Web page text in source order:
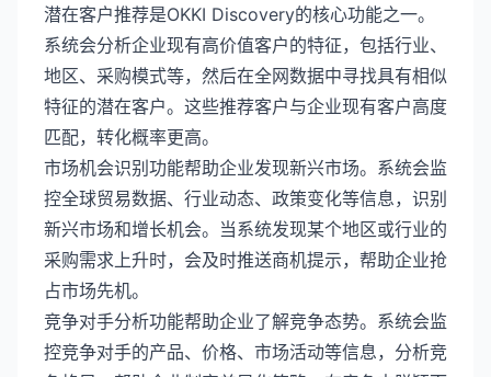
潜在客户推荐是OKKI Discovery的核心功能之一。
系统会分析企业现有高价值客户的特征，包括行业、
地区、采购模式等，然后在全网数据中寻找具有相似
特征的潜在客户。这些推荐客户与企业现有客户高度
匹配，转化概率更高。
市场机会识别功能帮助企业发现新兴市场。系统会监
控全球贸易数据、行业动态、政策变化等信息，识别
新兴市场和增长机会。当系统发现某个地区或行业的
采购需求上升时，会及时推送商机提示，帮助企业抢
占市场先机。
竞争对手分析功能帮助企业了解竞争态势。系统会监
控竞争对手的产品、价格、市场活动等信息，分析竞